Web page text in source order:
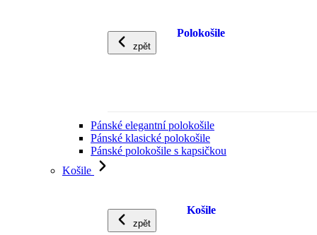
zpět
Polokošile
Pánské elegantní polokošile
Pánské klasické polokošile
Pánské polokošile s kapsičkou
Košile
zpět
Košile